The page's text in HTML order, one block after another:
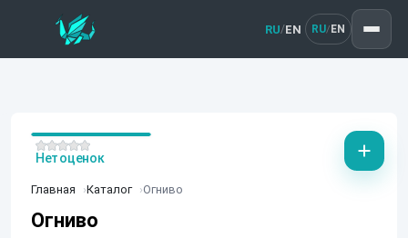
RU/EN RU/ EN
Главная Каталог Огниво
Огниво
Нет оценок